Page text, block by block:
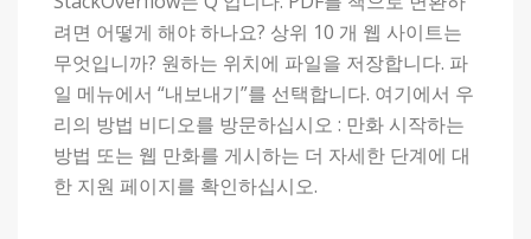
려면 어떻게 해야 하나요? 상위 10 개 웹 사이트는
무엇입니까? 원하는 위치에 파일을 저장합니다. 파
일 메뉴에서 “내보내기”를 선택합니다. 여기에서 우
리의 방법 비디오를 방문하십시오 : 만화 시작하는
방법 또는 웹 만화를 게시하는 더 자세한 단계에 대
한 지원 페이지를 확인하십시오.